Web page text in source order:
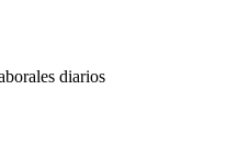
diarios